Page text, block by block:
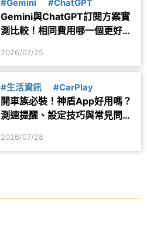
#Gemini #ChatGPT
Gemini與ChatGPT訂閱方案實
測比較！相同費用哪一個更好
2026/07/25
#生活資訊 #CarPlay
開車族必裝！神盾App好用嗎？
測速提醒、設定技巧與常見問題
2026/07/28